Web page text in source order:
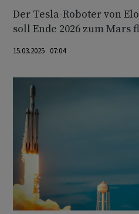
Der Tesla-Roboter von
soll Ende 2026 zum Mars
15.03.2025 07:04